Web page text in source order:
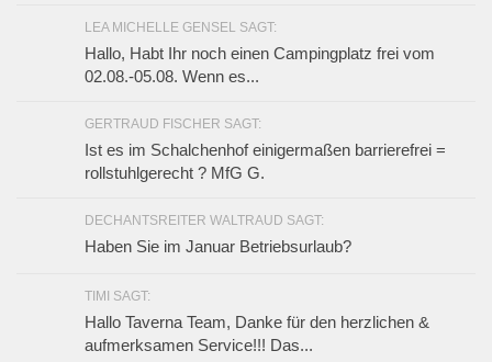
LEA MICHELLE GENSEL SAGT:
Hallo, Habt Ihr noch einen Campingplatz frei vom
02.08.-05.08. Wenn es...
GERTRAUD FISCHER SAGT:
Ist es im Schalchenhof einigermaßen barrierefrei =
rollstuhlgerecht ? MfG G.
DECHANTSREITER WALTRAUD SAGT:
Haben Sie im Januar Betriebsurlaub?
TIMI SAGT:
Hallo Taverna Team, Danke für den herzlichen &
aufmerksamen Service!!! Das...